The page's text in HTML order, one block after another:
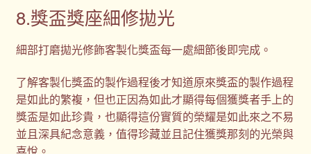
8.獎盃獎座細修拋光
細部打磨拋光修飾客製化獎盃每一處細節後即完成。
了解客製化獎盃的製作過程後才知道原來獎盃的製作過程
是如此的繁複，但也正因為如此才顯得每個獲獎者手上的
獎盃是如此珍貴，也顯得這份實質的榮耀是如此來之不易
並且深具紀念意義，值得珍藏並且記住獲獎那刻的光榮與